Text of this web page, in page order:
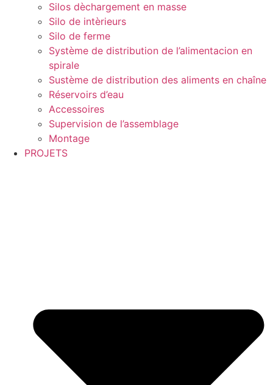
Silos dèchargement en masse
Silo de intèrieurs
Silo de ferme
Système de distribution de l’alimentacion en
spirale
Sustème de distribution des aliments en chaîne
Réservoirs d’eau
Accessoires
Supervision de l’assemblage
Montage
PROJETS